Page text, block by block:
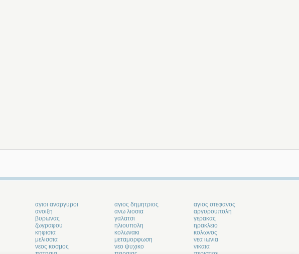
αγιοι αναργυροι αγιος δημητριος
αγιος στεφανος
ανοιξη ανω λιοσια
αργυρουπολη
βυρωνας γαλατσι
γερακας
ζωγραφου ηλιουπολη
ηρακλειο
κηφισια κολωνακι
κολωνος
μελισσια μεταμορφωση
νεα ιωνια
νεος κοσμος νεο ψυχικο
νικαια